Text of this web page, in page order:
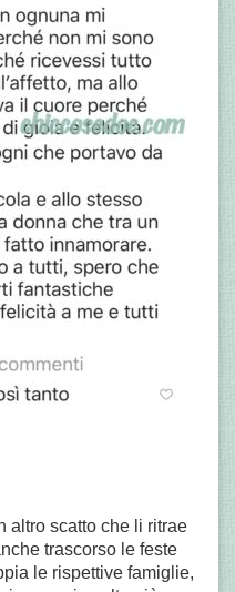
altro scatto che li ritrae
trascorso le feste
le rispettive famiglie,